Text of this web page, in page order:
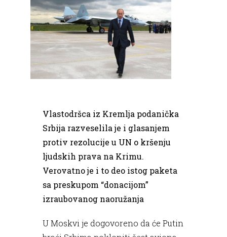
Vlastodršca iz Kremlja podanička
Srbija razveselila je i glasanjem
protiv rezolucije u UN o kršenju
ljudskih prava na Krimu.
Verovatno je i to deo istog paketa
sa preskupom “donacijom”
izraubovanog naoružanja
U Moskvi je dogovoreno da će Putin